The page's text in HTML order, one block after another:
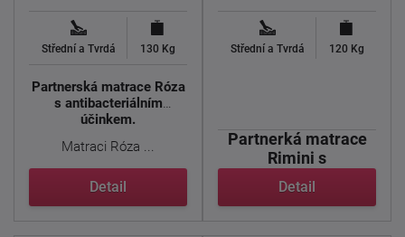
Střední a Tvrdá 130 Kg
Partnerská matrace Róza
s antibacteriálním
účinkem.
Matraci Róza ...
Detail
Střední a Tvrdá 120 Kg
Partnerká matrace
Rimini s
antibacteriální
vrstvou.
Detail